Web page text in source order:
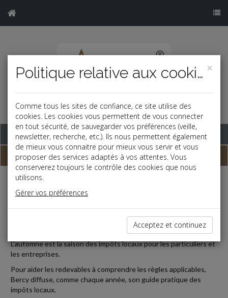
Base documentaire
Dépêches
Fiscal TPE
Date: 2025-09-30
L'automne est la saison des impôts locaux pour les particuliers et
les entreprises.
Pour aider les redevables à comprendre les règles applicables,
Bercy diffuse, comme chaque année, son guide pratique des
impôts locaux.
×
Politique relative aux cookies
Comme tous les sites de confiance, ce site utilise des
cookies. Les cookies vous permettent de vous connecter
en tout sécurité, de sauvegarder vos préférences (veille,
newsletter, recherche, etc.). Ils nous permettent également
de mieux vous connaitre pour mieux vous servir et vous
proposer des services adaptés à vos attentes. Vous
conserverez toujours le contrôle des cookies que nous
utilisons.
Gérer vos préférences
Acceptez et continuez